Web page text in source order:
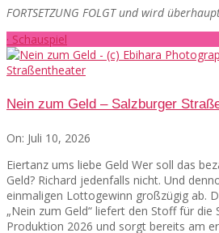
FORTSETZUNG FOLGT und wird
· Schauspiel
Nein zum Geld – Salzburger
On: Juli 10, 2026
Eiertanz ums liebe Geld Wer soll das
Geld? Richard jedenfalls nicht. Und
einmaligen Lottogewinn großzügig ab.
„Nein zum Geld“ liefert den Stoff für die
Produktion 2026 und sorgt bereits am